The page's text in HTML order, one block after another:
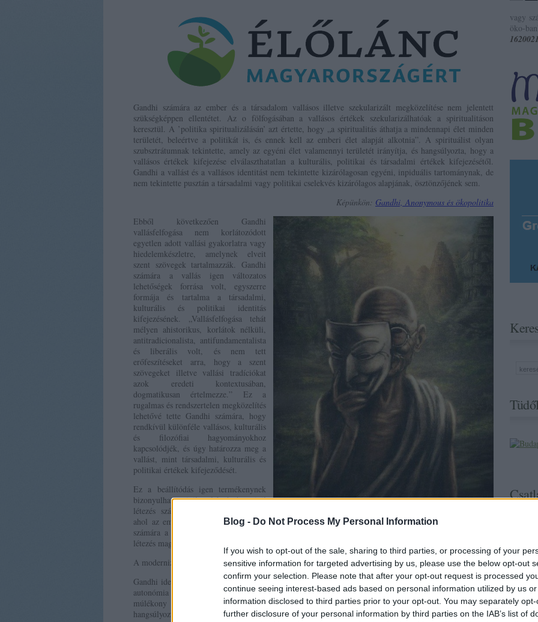
Blog - Do Not Process My Personal Information
If you wish to opt-out of the sale, sharing to third parties, or processing of your
sensitive information for targeted advertising by us, please use the below opt-out
confirm your selection. Please note that after your opt-out request is processed
continue seeing interest-based ads based on personal information utilized by us
information disclosed to third parties prior to your opt-out. You may separately
further disclosure of your personal information by third parties on the IAB’s list of
Gandhi számára az ember és a társadalom vallásos illetve szekularizált megközelítése nem jelentett
szükségképpen ellentétet. Az o fölfogásában a vallásos értékek szekularizálhatóak a spiritualitáson
keresztül. A ’politika spiritualizálásán’ azt értette, hogy „a spiritualitás áthatja a mindennapi élet minden
területét, beleértve a politikát is, és ennek kell az emberi élet alapját alkotnia”. A spirituálist olyan
szubsztrátumnak tekintette, amely az egyéni élet valamennyi területét irányítja, és hangsúlyozta, hogy a
vallásos értékek kifejezése elválaszthatatlan a kulturális, politikai és társadalmi értékek kifejezésétől.
Gandhi a vallást és a vallásos identitást nem tekintette kizárólagosan egyéni, inpiduális tartománynak, de
nem tekintette pusztán a társadalmi vagy politikai cselekvés kizárólagos alapjának, ösztönzőjének sem.
Képünkön: Gandhi, Anonymous és ökopolitika
Ebből következően Gandhi
vallásfelfogása nem korlátozódott
egyetlen adott vallási gyakorlatra vagy
hiedelemkészletre, amelynek elveit
szent szövegek tartalmazzák. Gandhi
számára a vallás igen változatos
lehetőségek forrása volt, egyszerre
formája és tartalma a társadalmi,
kulturális és politikai identitás
kifejezésének. „Vallásfelfogása tehát
mélyen ahistorikus, korlátok nélküli,
antitradicionalista, antifundamentalista
és liberális volt, és nem tett
erőfeszítéseket arra, hogy a szent
szövegeket illetve vallási tradíciókat
azok eredeti kontextusában,
dogmatikusan értelmezze.” Ez a
rugalmas és rendszertelen megközelítés
lehetővé tette Gandhi számára, hogy
rendkívül különféle vallásos, kulturális
és filozófiai hagyományokhoz
kapcsolódjék, és úgy határozza meg a
vallást, mint társadalmi, kulturális és
politikai értékek kifejeződését.
Ez a beállítódás igen termékenynek
bizonyulhat a civil cselekvés és a civil
létezés számára egy olyan világban,
ahol az emberiség túlnyomó többsége
számára a vallásos értékek az emberi
létezés magját jelentik.
A modernizáció hatásainak megszűrése a civil autonómiákon keresztül
Gandhi ideális társadalmában a hagyomány, a politika, a gazdasági és a társadalmi viszonyok valamint az
autonómia szorosan összefüggnek, ami azonban szerinte (a korabeli India tekintetében) csak igen
múlékony módon állhat harmóniában a modernizációval. Azzal, hogy a kötelességek elsőbbségét
hangsúlyozta a jogokkal szemben, arra törekedett, hogy átalakítsa az egyéni és társadalmi közötti
vagy
öko-